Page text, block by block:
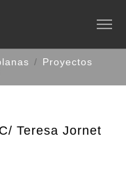
Proyectos
Teresa Jornet